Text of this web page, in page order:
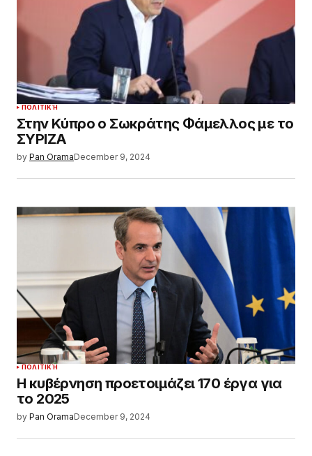
ΠΟΛΙΤΙΚΉ
Στην Κύπρο ο Σωκράτης Φάμελλος με το
ΣΥΡΙΖΑ
by Pan OramaDecember 9, 2024
ΠΟΛΙΤΙΚΉ
Η κυβέρνηση προετοιμάζει 170 έργα για
το 2025
by Pan OramaDecember 9, 2024